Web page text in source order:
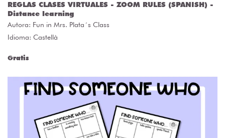
REGLAS CLASES VIRTUALES - ZOOM RULES (SPANISH) -
Distance learning
Autora: Fun in Mrs. Plata´s Class
Idioma: Castellà
Gratis